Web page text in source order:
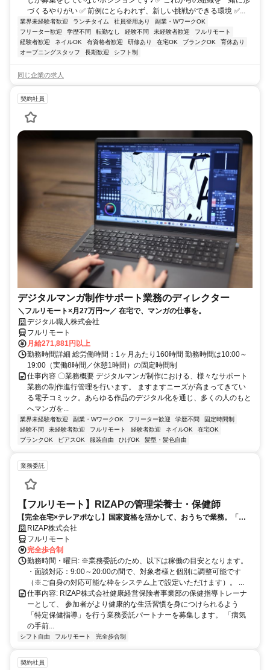
づくるやりがい ✅ 前例にとらわれず、新しい挑戦ができる環境 ✅...
業界未経験者歓迎 ランチタイム 社員登用あり
副業・WワークOK
フリーター歓迎
学歴不問 転勤なし 経験不問 未経験者歓迎
フルリモート
経験者歓迎
ネイルOK 有資格者歓迎 研修あり 在宅OK ブランクOK
育休あり
オープニングスタッフ
長期歓迎 シフト制
同じ企業の求人
契約社員
デジタルマンガ制作サポート業務のディレクター
＼フルリモート×月27万円〜／ 在宅で、マンガの仕事を。
デジタル職人株式会社
フルリモート
月給271,881円以上
勤務時間詳細 総労働時間：1ヶ月あたり160時間 勤務時間は10:00～
19:00（実働8時間／休憩1時間）の固定時間制
仕事内容 〇業務概要 デジタルマンガ制作における、様々なサポート
業務の制作進行管理を行います。 ますますニーズが高まってきてい
る電子コミック。あらゆる作品のデジタル化を通じ、多くの人のもと
へマンガを...
業界未経験者歓迎 副業・WワークOK フリーター歓迎 学歴不問
固定時間制
経験不問
未経験者歓迎 フルリモート 経験者歓迎 ネイルOK
在宅OK
ブランクOK
ピアスOK 服装自由 ひげOK 髪型・髪色自由
業務委託
【フルリモート】RIZAPの管理栄養士・保健師
【完全在宅×テレアポなし】国家資格を活かして、おうちで業務。「も
う一つの安心」を。主婦・Wワーカー活躍中！「平日の日中だけ」「夕
方以降の数時間だけ」など、生活リズムに合わせた時間調整が可能で
す。1件ごとの成果報酬型だから、頑張った分だけ手応えのある収入
に。充実のサポート体制で、安心の在宅ワークを始めませんか？
RIZAP株式会社
フルリモート
完全歩合制
勤務時間・曜日: ※業務委託のため、以下は稼働の目安となります。
・面談対応：9:00～20:00の間で、対象者様と個別に調整可能です
（※ご自身の対応可能な枠をシステム上で設定いただけます）。 ...
仕事内容: RIZAP株式会社健康経営保険者事業部の保健指導トレーナ
ーとして、 参加者がより健康的な生活習慣を身につけられるよう
「特定保健指導」を行う業務委託パートナーを募集します。 「病気
の手前...
シフト自由 フルリモート 完全歩合制
契約社員